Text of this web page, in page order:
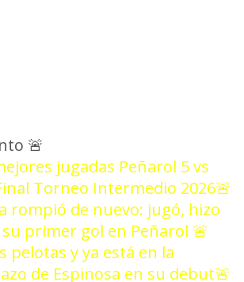
🚨
jugadas Peñarol 5 vs
Torneo Intermedio 2026🚨
rompió de nuevo: jugó, hizo
primer gol en Peñarol 🚨
pelotas y ya está en la
de Espinosa en su debut🚨